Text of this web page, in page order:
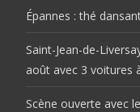
Épannes : thé
Saint-Jean-de-
août avec 3 voitures
Scène ouverte avec